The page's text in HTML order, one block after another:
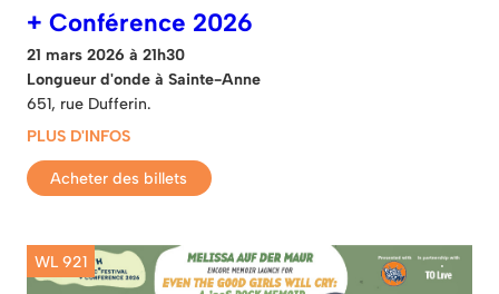
+ Conférence 2026
21 mars 2026 à 21h30
Longueur d'onde à Sainte-Anne
651, rue Dufferin.
PLUS D'INFOS
Acheter des billets
WL 921